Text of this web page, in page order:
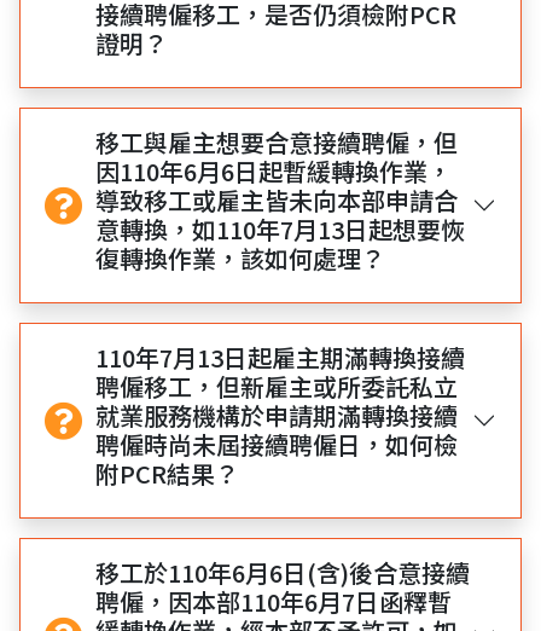
接續聘僱移工，是否仍須檢附PCR
證明？
移工與雇主想要合意接續聘僱，但
因110年6月6日起暫緩轉換作業，
導致移工或雇主皆未向本部申請合
意轉換，如110年7月13日起想要恢
復轉換作業，該如何處理？
110年7月13日起雇主期滿轉換接續
聘僱移工，但新雇主或所委託私立
就業服務機構於申請期滿轉換接續
聘僱時尚未屆接續聘僱日，如何檢
附PCR結果？
移工於110年6月6日(含)後合意接續
聘僱，因本部110年6月7日函釋暫